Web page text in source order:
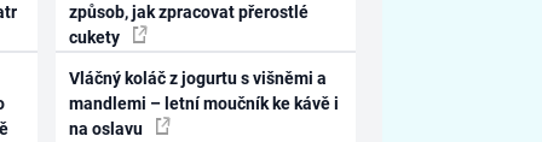
způsob, jak zpracovat přerostlé
cukety
Vláčný koláč z jogurtu s višněmi a
mandlemi – letní moučník ke kávě i
na oslavu